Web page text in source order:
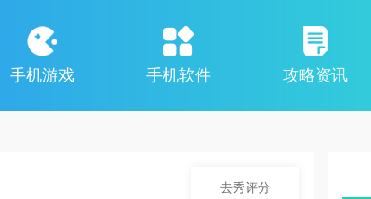
手机游戏 手机软件 攻略资讯
去秀评分